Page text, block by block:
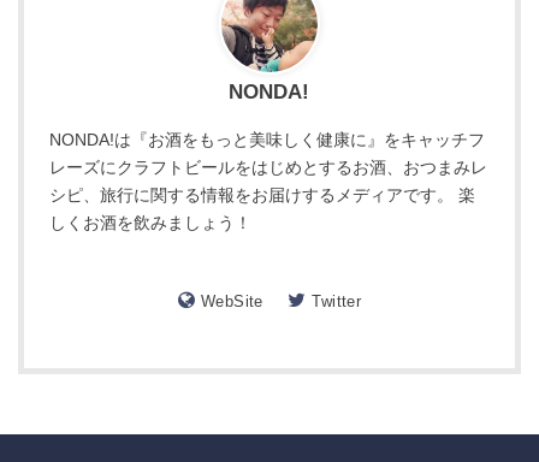
NONDA!
NONDA!は『お酒をもっと美味しく健康に』をキャッチフ
レーズにクラフトビールをはじめとするお酒、おつまみレ
シピ、旅行に関する情報をお届けするメディアです。 楽
しくお酒を飲みましょう！
WebSite Twitter